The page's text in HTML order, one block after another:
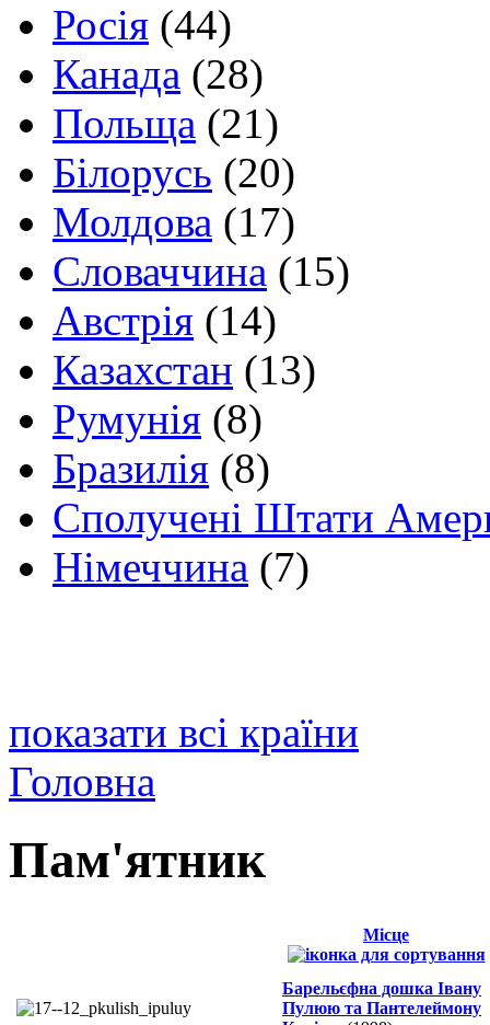
Росія (44)
Канада (28)
Польща (21)
Білорусь (20)
Молдова (17)
Словаччина (15)
Австрія (14)
Казахстан (13)
Румунія (8)
Бразилія (8)
Сполучені Штати
Німеччина (7)
показати всі країни
Головна
Пам'ятник
Місце
Барельєфна дошка Івану
Пулюю та Пантелеймону